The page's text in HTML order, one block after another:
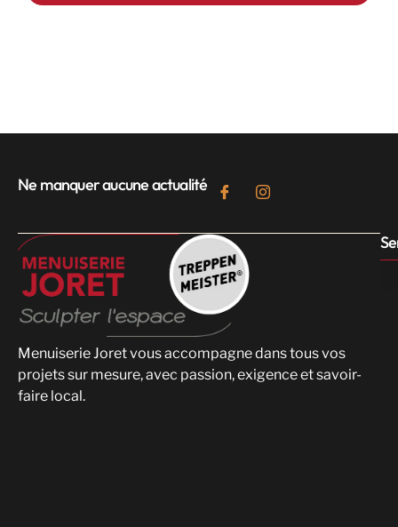
Ne manquer aucune actualité
Menuiserie Joret vous accompagne dans tous vos
projets sur mesure, avec passion, exigence et savoir-
faire local.